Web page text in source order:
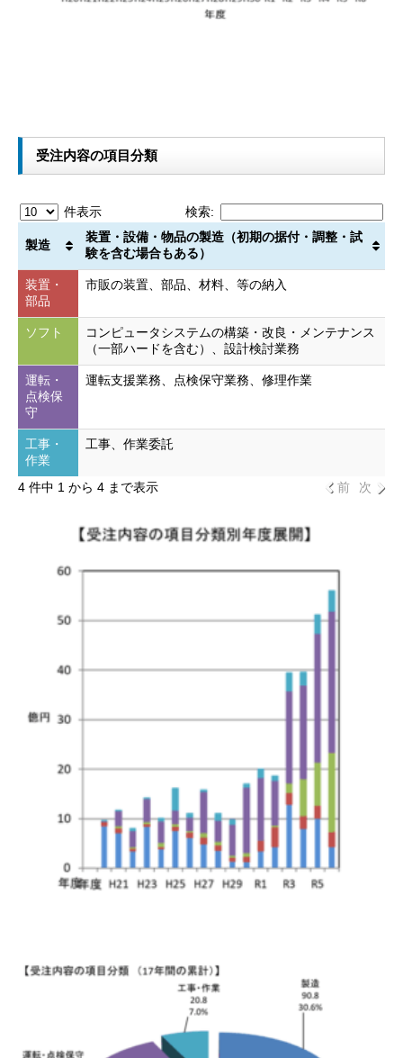
受注内容の項目分類
件表示 検索:
製造
装置・設備・物品の製造（初期の据付・調整・試
験を含む場合もある）
装置・
部品
市販の装置、部品、材料、等の納入
ソフト
コンピュータシステムの構築・改良・メンテナンス
（一部ハードを含む）、設計検討業務
運転・
点検保
守
運転支援業務、点検保守業務、修理作業
工事・
作業
工事、作業委託
4 件中 1 から 4 まで表示 前 次